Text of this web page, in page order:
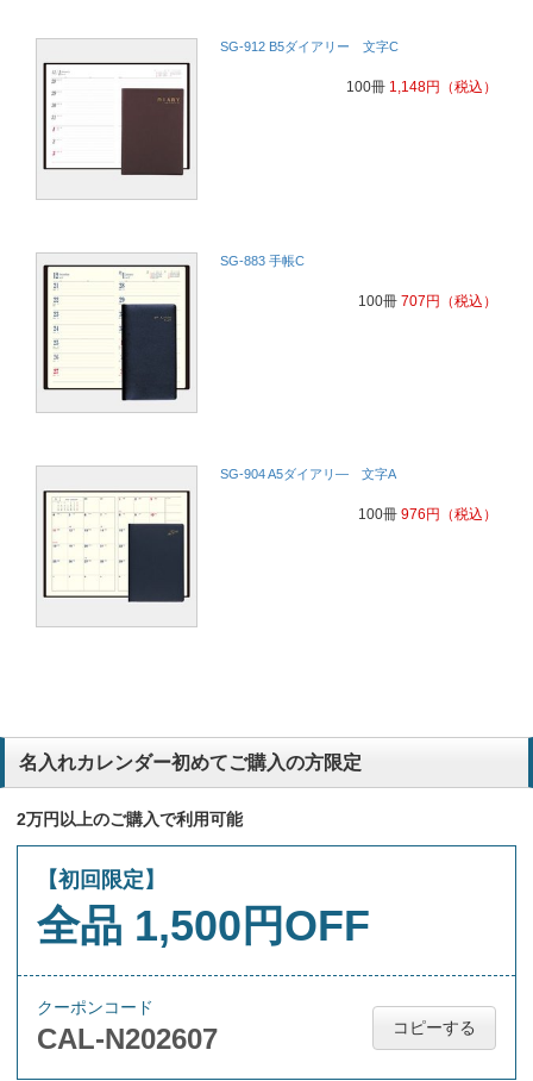
SG-912 B5ダイアリー 文字C
100冊 1,148円 （税込）
SG-883 手帳C
100冊 707円 （税込）
SG-904 A5ダイアリ― 文字A
100冊 976 円 （税込）
名入れカレンダー初めてご購入の方限定
2万円以上のご購入で利用可能
【初回限定】
全品 1,500円OFF
クーポンコード
CAL-N202607 コピーする